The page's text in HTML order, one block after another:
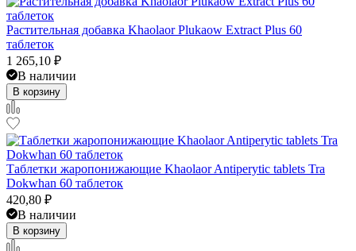
Растительная добавка Khaolaor Plukaow Extract Plus 60
таблеток
1 265,10 ₽
В наличии
В корзину
Таблетки жаропонижающие Khaolaor Antiperytic tablets Tra
Dokwhan 60 таблеток
420,80 ₽
В наличии
В корзину